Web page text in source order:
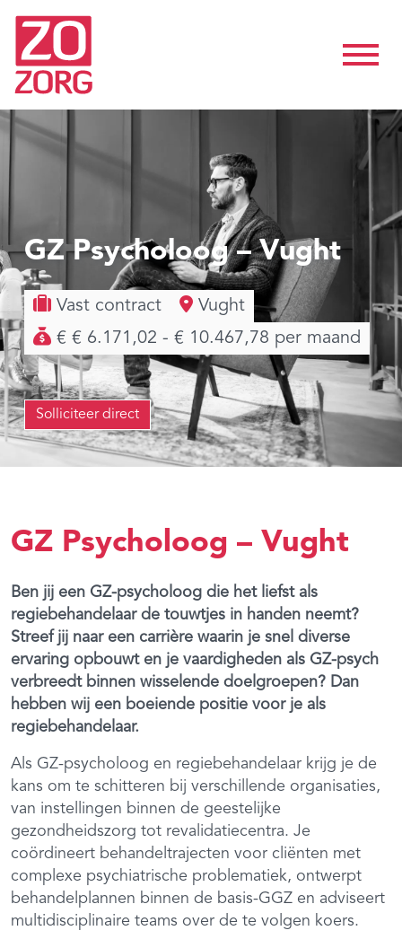
GZ Psycholoog – Vught
Vast contract
Vught
€ € 6.171,02 - € 10.467,78 per maand
Solliciteer direct
GZ Psycholoog – Vught
Ben jij een GZ-psycholoog die het liefst als
regiebehandelaar de touwtjes in handen neemt?
Streef jij naar een carrière waarin je snel diverse
ervaring opbouwt en je vaardigheden als GZ-psych
verbreedt binnen wisselende doelgroepen? Dan
hebben wij een boeiende positie voor je als
regiebehandelaar.
Als GZ-psycholoog en regiebehandelaar krijg je de
kans om te schitteren bij verschillende organisaties,
van instellingen binnen de geestelijke
gezondheidszorg tot revalidatiecentra. Je
coördineert behandeltrajecten voor cliënten met
complexe psychiatrische problematiek, ontwerpt
behandelplannen binnen de basis-GGZ en adviseert
multidisciplinaire teams over de te volgen koers.